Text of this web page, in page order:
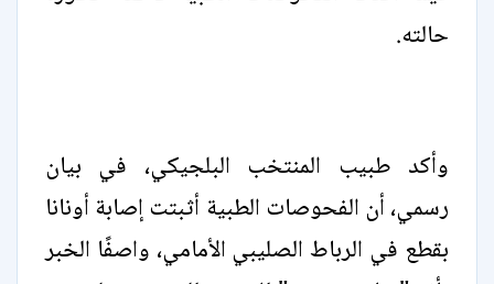
حالته.
وأكد طبيب المنتخب البلجيكي، في بيان
رسمي، أن الفحوصات الطبية أثبتت إصابة أونانا
بقطع في الرباط الصليبي الأمامي، واصفًا الخبر